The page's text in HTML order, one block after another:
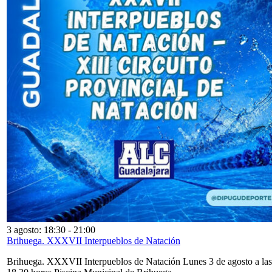
3 agosto: 18:30 - 21:00
Brihuega. XXXVII Interpueblos de Natación
Brihuega. XXXVII Interpueblos de Natación Lunes 3 de agosto a las